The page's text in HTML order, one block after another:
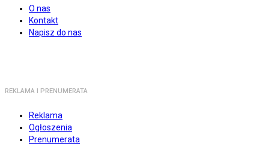
O nas
Kontakt
Napisz do nas
REKLAMA I PRENUMERATA
Reklama
Ogłoszenia
Prenumerata